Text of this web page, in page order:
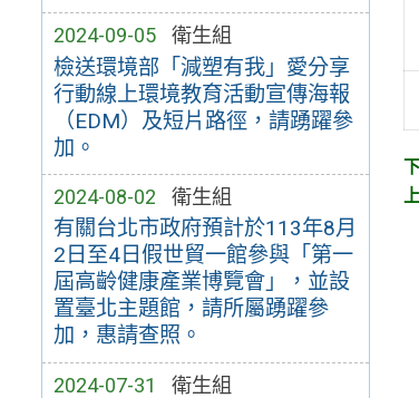
2024-09-05 衛生組
檢送環境部「減塑有我」愛分享
行動線上環境教育活動宣傳海報
（EDM）及短片路徑，請踴躍參
加。
2024-08-02 衛生組
有關台北市政府預計於113年8月
2日至4日假世貿一館參與「第一
屆高齡健康產業博覽會」，並設
置臺北主題館，請所屬踴躍參
加，惠請查照。
2024-07-31 衛生組